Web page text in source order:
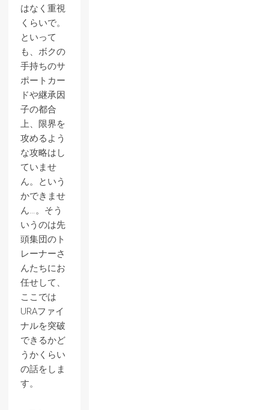
はなく重視
くらいで。
といって
も、ボクの
手持ちのサ
ポートカー
ドや継承因
子の都合
上、限界を
攻めるよう
な攻略はし
ていませ
ん。という
かできませ
ん…。そう
いうのは先
頭集団のト
レーナーさ
んたちにお
任せして、
ここでは
URAファイ
ナルを突破
できるかど
うかくらい
の話をしま
す。